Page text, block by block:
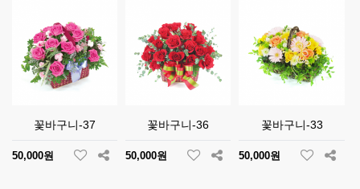
꽃바구니-37
50,000원
꽃바구니-36
50,000원
꽃바구니-33
50,000원